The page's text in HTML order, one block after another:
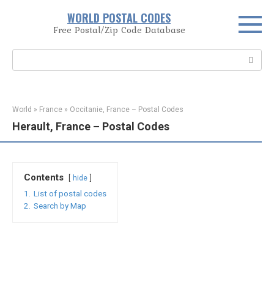
WORLD POSTAL CODES
Free Postal/Zip Code Database
World » France » Occitanie, France – Postal Codes
Herault, France – Postal Codes
Contents hide
1.
List of postal codes
2.
Search by Map